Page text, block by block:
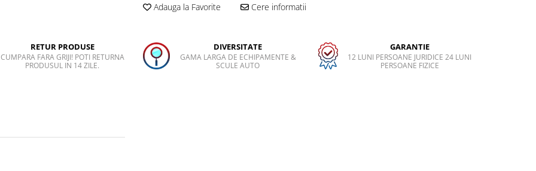
Adauga la Favorite Cere informatii
RETUR PRODUSE
CUMPARA FARA GRIJI! POTI RETURNA
PRODUSUL IN 14 ZILE.
DIVERSITATE
GAMA LARGA DE ECHIPAMENTE &
SCULE AUTO
GARANTIE
12 LUNI PERSOANE JURIDICE 24 LUNI
PERSOANE FIZICE